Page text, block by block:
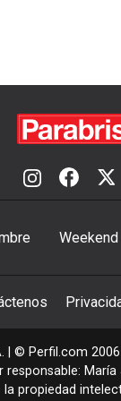
Weekend
| © Perfil.com
responsable:
la propiedad